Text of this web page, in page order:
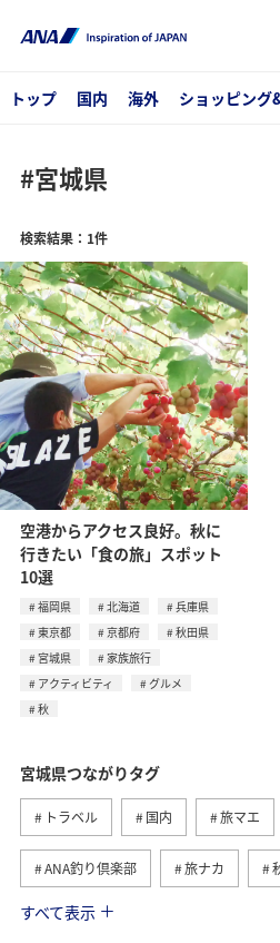
トップ 国内 海外 ショッピング
#宮城県
検索結果：1件
空港からアクセス良好。秋に
行きたい「食の旅」スポット
10選
福岡県 北海道
兵庫県
東京都
京都府
秋田県
宮城県
家族旅行
アクティビティ
グルメ
秋
宮城県つながりタグ
トラベル 国内 旅マエ
ANA釣り倶楽部 旅ナカ
仙台
すべて表示